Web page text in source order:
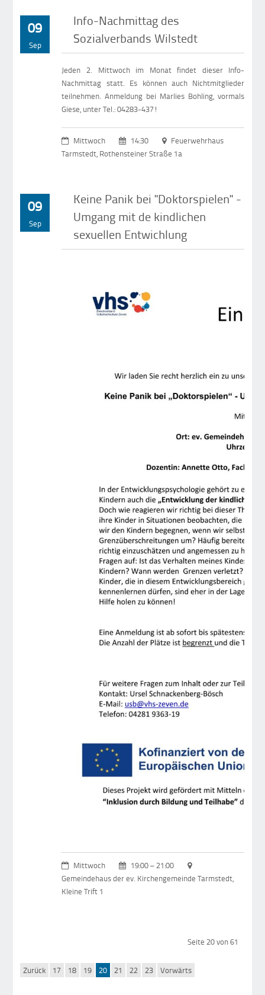
09
Sep
Info-Nachmittag des
Sozialverbands Wilstedt
Jeden 2. Mittwoch im Monat findet dieser Info-
Nachmittag statt. Es können auch Nichtmitglieder
teilnehmen. Anmeldung bei Marlies Bohling, vormals
Giese, unter Tel.: 04283-437!
Mittwoch 14:30
Feuerwehrhaus
Tarmstedt, Rothensteiner Straße 1a
09
Sep
Keine Panik bei "Doktorspielen" -
Umgang mit de kindlichen
sexuellen Entwichlung
Mittwoch
19:00 – 21:00
Gemeindehaus der ev. Kirchengemeinde Tarmstedt,
Kleine Trift 1
Seite 20 von 61
Zurück 17 18 19 20 21 22 23 Vorwärts